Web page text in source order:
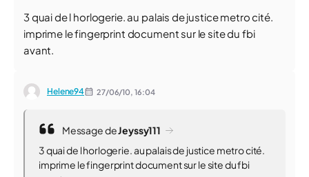
3 quai de l horlogerie. au palais de justice metro cité.
imprime le fingerprint document sur le site du fbi
avant.
Helene94 27/06/10, 16:04
Message deJeyssy111
3 quai de l horlogerie. au palais de justice metro cité.
imprime le fingerprint document sur le site du fbi